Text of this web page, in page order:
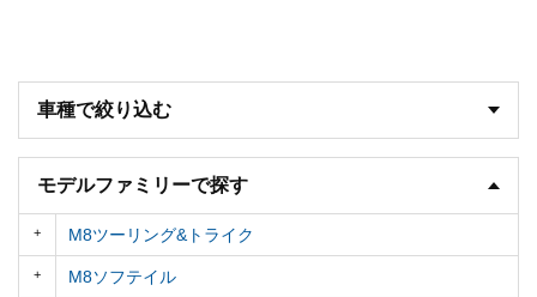
車種で絞り込む
モデルファミリーで探す
M8ツーリング&トライク
M8ソフテイル